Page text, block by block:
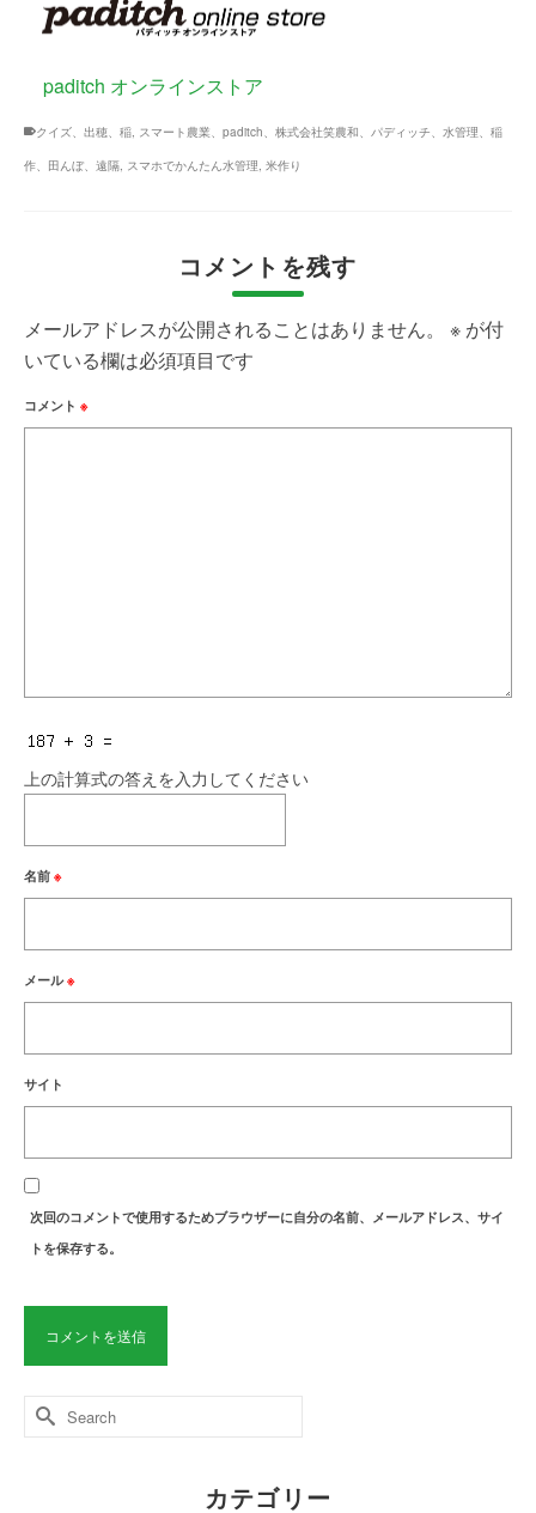
paditch オンラインストア
クイズ、出穂、稲, スマート農業、paditch、株式会社笑農和、パディッチ、水管理、稲
作、田んぼ、遠隔, スマホでかんたん水管理, 米作り
コメントを残す
メールアドレスが公開されることはありません。 ※ が付
いている欄は必須項目です
コメント ※
上の計算式の答えを入力してください
名前 ※
メール※
サイト
次回のコメントで使用するためブラウザーに自分の名前、メールアドレス、サイ
トを保存する。
Search
for:
カテゴリー